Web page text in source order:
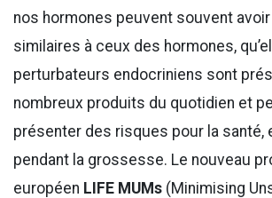
nos hormones peuvent souvent
similaires à ceux des hormones,
perturbateurs endocriniens sont
nombreux produits du quotidien et
présenter des risques pour la santé,
pendant la grossesse. Le nouveau
européen LIFE MUMs (Minimising